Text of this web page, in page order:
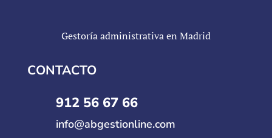
Gestoría administrativa en Madrid
CONTACTO
912 56 67 66
info@abgestionline.com